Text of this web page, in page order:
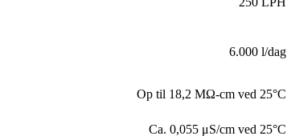
6.000 l/dag
Op til 18,2 MΩ-cm ved 25°C
Ca. 0,055 μS/cm ved 25°C